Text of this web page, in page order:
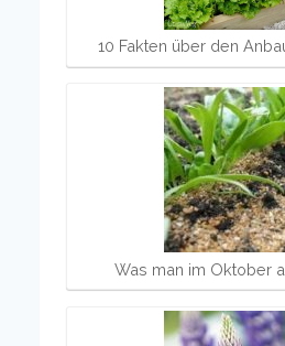
10 Fakten über den
Was man im Oktober